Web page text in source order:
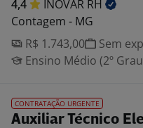
4,4 INOVAR RH
Contagem - MG
R$ 1.743,00
Sem
Ensino Médio (2º
CONTRATAÇÃO URGENTE
Auxiliar Técnico